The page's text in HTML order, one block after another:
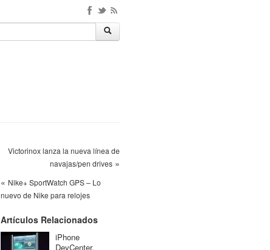
Victorinox lanza la nueva línea de
navajas/pen drives »
« Nike+ SportWatch GPS – Lo
nuevo de Nike para relojes
Artículos Relacionados
iPhone
DevCenter,